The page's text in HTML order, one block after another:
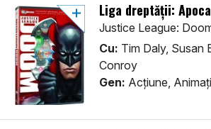
Liga dreptății:
Justice League:
Cu: Tim Daly, Susan
Conroy
Gen: Acţiune,